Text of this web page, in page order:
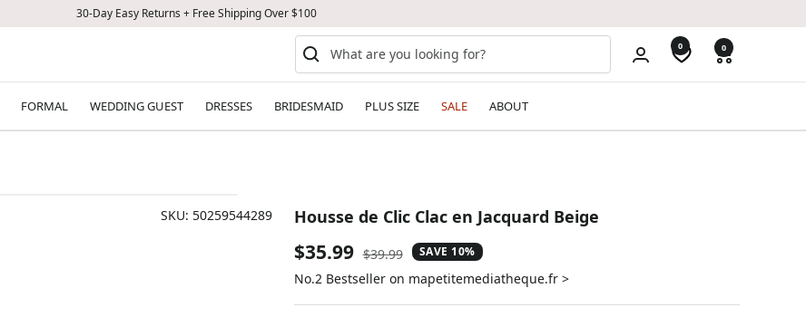
30-Day Easy Returns + Free Shipping Over $100
0 0
FORMAL WEDDING GUEST DRESSES BRIDESMAID PLUS SIZE SALE ABOUT
SKU: 50259544289 Housse de Clic Clac en Jacquard Beige
Sale
price
$35.99 Regular
price
$39.99 SAVE 10%
No.2 Bestseller on mapetitemediatheque.fr >